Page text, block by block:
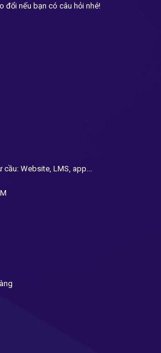
đổi nếu bạn có câu hỏi nhé!
Website, LMS, app...